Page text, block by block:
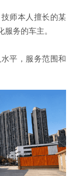
师本人擅长的某
务的车主。
平，服务范围和